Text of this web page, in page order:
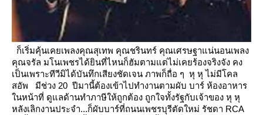
ก็เริ่มคุ้นเคยเพลงคุณสุเทพ คุณชรินทร์ คุณเศรษฐาแน่นอนเพลง
คุณจรัล มโนเพชรได้ยินที่ไหนก็ฮัมตามแต่ไม่เคยร้องจริงจัง คง
เป็นเพราะทีวีมิได้บันทึกเสียงชัดเจน ภาพก็ถื่อ ๆ หุ หุ ไม่มีโคล
สอัพ
มีช่วง 20 ปีมานี้ต้องเข้าไปทำงานตามผับ บาร์ ห้องอาหาร
นหน้าที่ ดูแลด้านทำภาษีให้ถูกต้อง ถูกใจทั้งรัฐกับเจ้าของ หุ หุ
หลังเลิกงานประจำ...ก็ผับบาร์ที่ถนนเพชรบุรีตัดใหม่ รัชดา RCA